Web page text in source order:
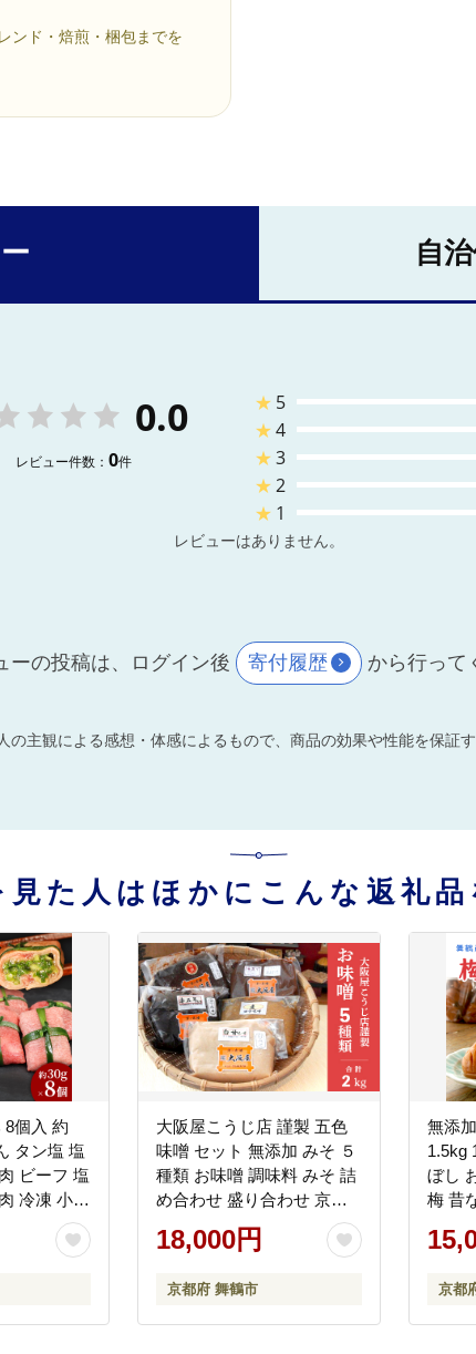
ンド・焙煎・梱包までを
自
0.0
レビュー件数： 0件
★ 5
★4
★3
★2
★ 1
レビューはありません。
ーの投稿は、ログイン後 寄付履歴 から行って
主観による感想・体感によるもので、商品の効果や性能を保証す
見た人はほかにこんな返礼品
8個入 約
タン塩 塩
ビーフ 塩
冷凍 小分
美味しい
熨斗 舞鶴
大阪屋こうじ店 謹製 五色
味噌 セット 無添加 みそ ５
種類 お味噌 調味料 みそ 詰
め合わせ 盛り合わせ 京合
わせ味噌 麦田舎味噌 赤五
年味噌 白甘味噌 八丁合わ
そ 赤味噌 出汁味噌 色々 食
べ比べ 京都 舞鶴
18,000円
京都府 舞鶴市
無添
1.5kg
ぼし
梅 昔
京都